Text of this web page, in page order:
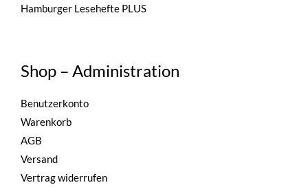
Hamburger Lesehefte PLUS
Shop – Administration
Benutzerkonto
Warenkorb
AGB
Versand
Vertrag widerrufen